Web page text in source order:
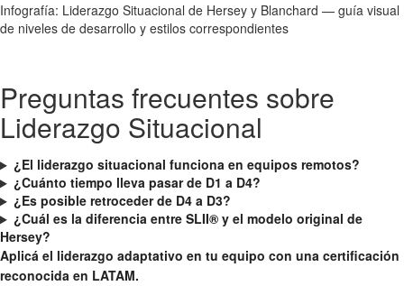
Infografía: Liderazgo Situacional de Hersey y Blanchard — guía visual
de niveles de desarrollo y estilos correspondientes
Preguntas frecuentes sobre
Liderazgo Situacional
¿El liderazgo situacional funciona en equipos remotos?
¿Cuánto tiempo lleva pasar de D1 a D4?
¿Es posible retroceder de D4 a D3?
¿Cuál es la diferencia entre SLII® y el modelo original de
Hersey?
Aplicá el liderazgo adaptativo en tu equipo con una certificación
reconocida en LATAM.